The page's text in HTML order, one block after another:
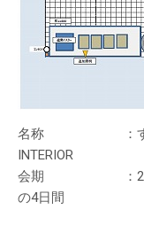
名称 ：すまい
INTERIOR
会期 ：2011年9
の4日間
10：00